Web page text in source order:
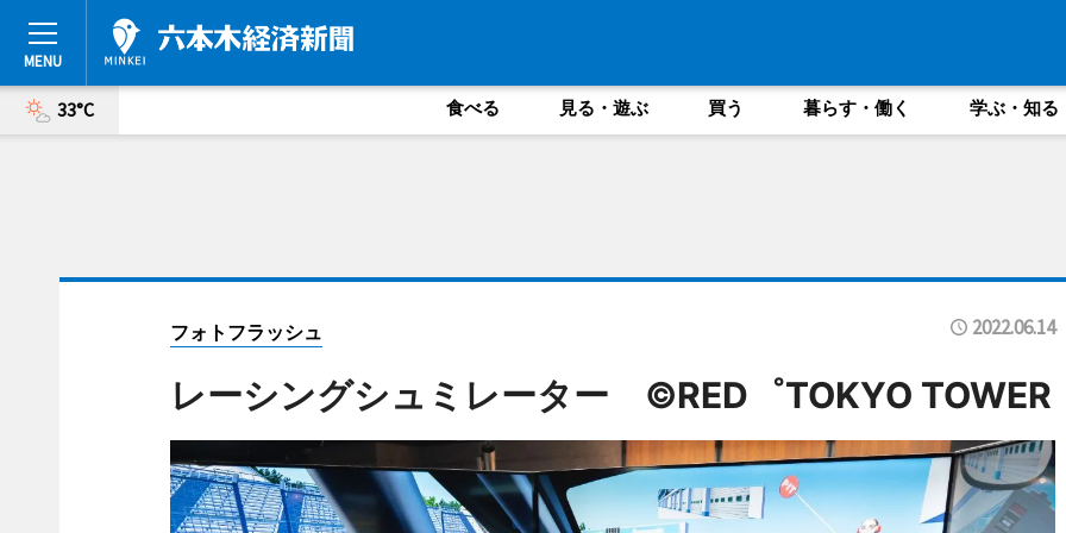
33°C 食べる 見る・遊ぶ 買う 暮らす・働く 学ぶ・知る
フォトフラッシュ 2022.06.14
レーシングシュミレーター ©RED゜TOKYO TOWER